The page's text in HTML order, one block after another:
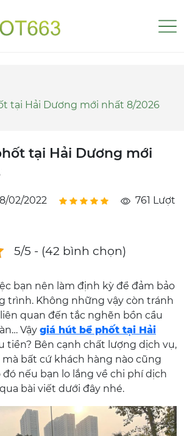
tại Hải Dương mới nhất 8/2026
tại Hải Dương mới
02/2022
761 Lượt
5/5 - (42 bình chọn)
bạn nên làm định kỳ để đảm bảo
trình. Không những vậy còn tránh
quan đến tắc nghẽn bồn cầu
Vậy giá hút bể phốt tại Hải
tiền? Bên cạnh chất lượng dịch vụ,
bất cứ khách hàng nào cũng
nếu bạn lo lắng về chi phí dịch
bài viết dưới đây nhé.